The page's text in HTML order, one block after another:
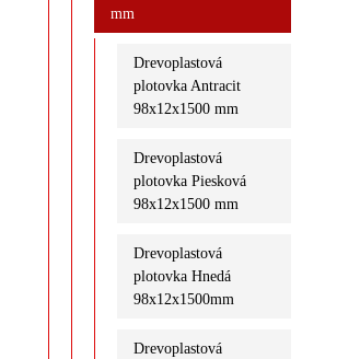
mm
Drevoplastová
plotovka Antracit
98x12x1500 mm
Drevoplastová
plotovka Piesková
98x12x1500 mm
Drevoplastová
plotovka Hnedá
98x12x1500mm
Drevoplastová